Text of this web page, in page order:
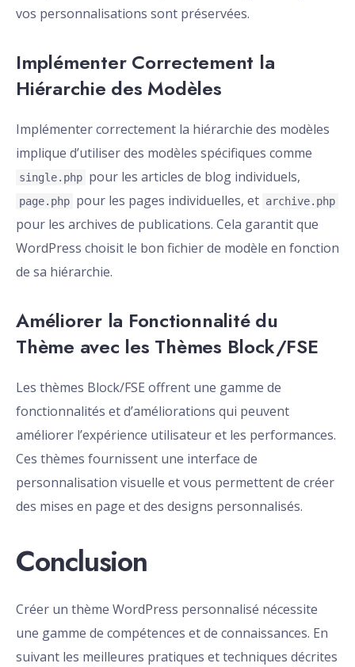
vos personnalisations sont préservées.
Implémenter Correctement la
Hiérarchie des Modèles
Implémenter correctement la hiérarchie des modèles
implique d’utiliser des modèles spécifiques comme
single.php pour les articles de blog individuels,
page.php pour les pages individuelles, et archive.php
pour les archives de publications. Cela garantit que
WordPress choisit le bon fichier de modèle en fonction
de sa hiérarchie.
Améliorer la Fonctionnalité du
Thème avec les Thèmes Block/FSE
Les thèmes Block/FSE offrent une gamme de
fonctionnalités et d’améliorations qui peuvent
améliorer l’expérience utilisateur et les performances.
Ces thèmes fournissent une interface de
personnalisation visuelle et vous permettent de créer
des mises en page et des designs personnalisés.
Conclusion
Créer un thème WordPress personnalisé nécessite
une gamme de compétences et de connaissances. En
suivant les meilleures pratiques et techniques décrites